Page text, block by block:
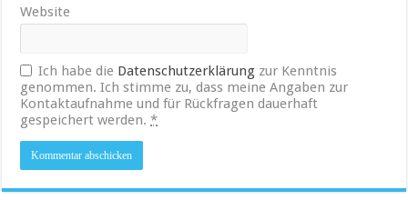
Website
Ich habe die Datenschutzerklärung zur Kenntnis
genommen. Ich stimme zu, dass meine Angaben zur
Kontaktaufnahme und für Rückfragen dauerhaft
gespeichert werden.*